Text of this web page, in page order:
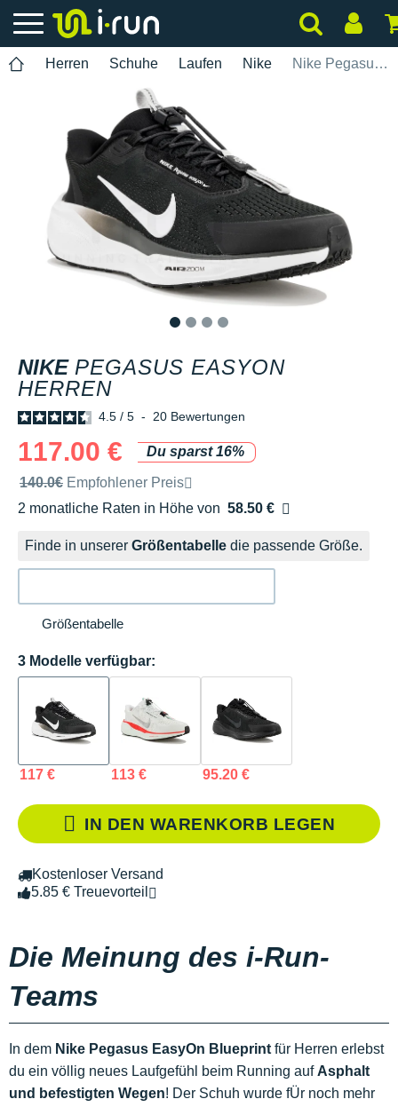
Herren Schuhe Laufen Nike Nike Pegasus EasyOn Herren
NIKE PEGASUS EASYON
HERREN
4.5 / 5 - 20 Bewertungen
117.00 €
Du sparst 16%
Unverbindliche Preisempfehlung der Marke
140.0€ Empfohlener Preis
2 monatliche Raten in Höhe von 58.50 €
Ohne Zusatzkosten
Finde in unserer Größentabelle die passende Größe.
Größentabelle
3 Modelle verfügbar:
117 € 113 € 95.20 €
IN DEN WARENKORB LEGEN
Kostenloser Versand
5.85 € Treuevorteil
Die Meinung des i-Run-
Teams
In dem Nike Pegasus EasyOn Blueprint für Herren erlebst
du ein völlig neues Laufgefühl beim Running auf Asphalt
und befestigten Wegen! Der Schuh wurde fÜr noch mehr